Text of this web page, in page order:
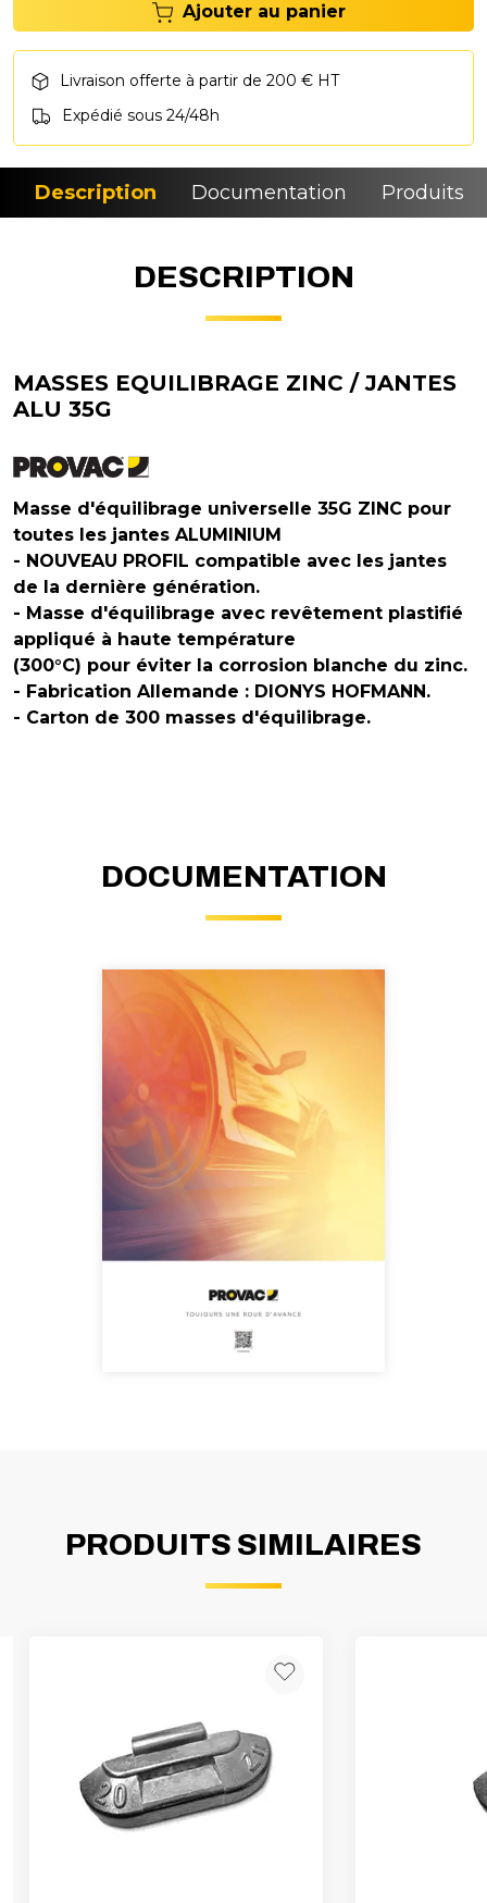
Ajouter au panier
Livraison offerte à partir de 200 € HT
Expédié sous 24/48h
Description Documentation Produits
DESCRIPTION
MASSES EQUILIBRAGE ZINC / JANTES
ALU 35G
Masse d'équilibrage universelle 35G ZINC pour
toutes les jantes ALUMINIUM
- NOUVEAU PROFIL compatible avec les jantes
de la dernière génération.
- Masse d'équilibrage avec revêtement plastifié
appliqué à haute température
(300°C) pour éviter la corrosion blanche du zinc.
- Fabrication Allemande : DIONYS HOFMANN.
- Carton de 300 masses d'équilibrage.
DOCUMENTATION
PRODUITS SIMILAIRES